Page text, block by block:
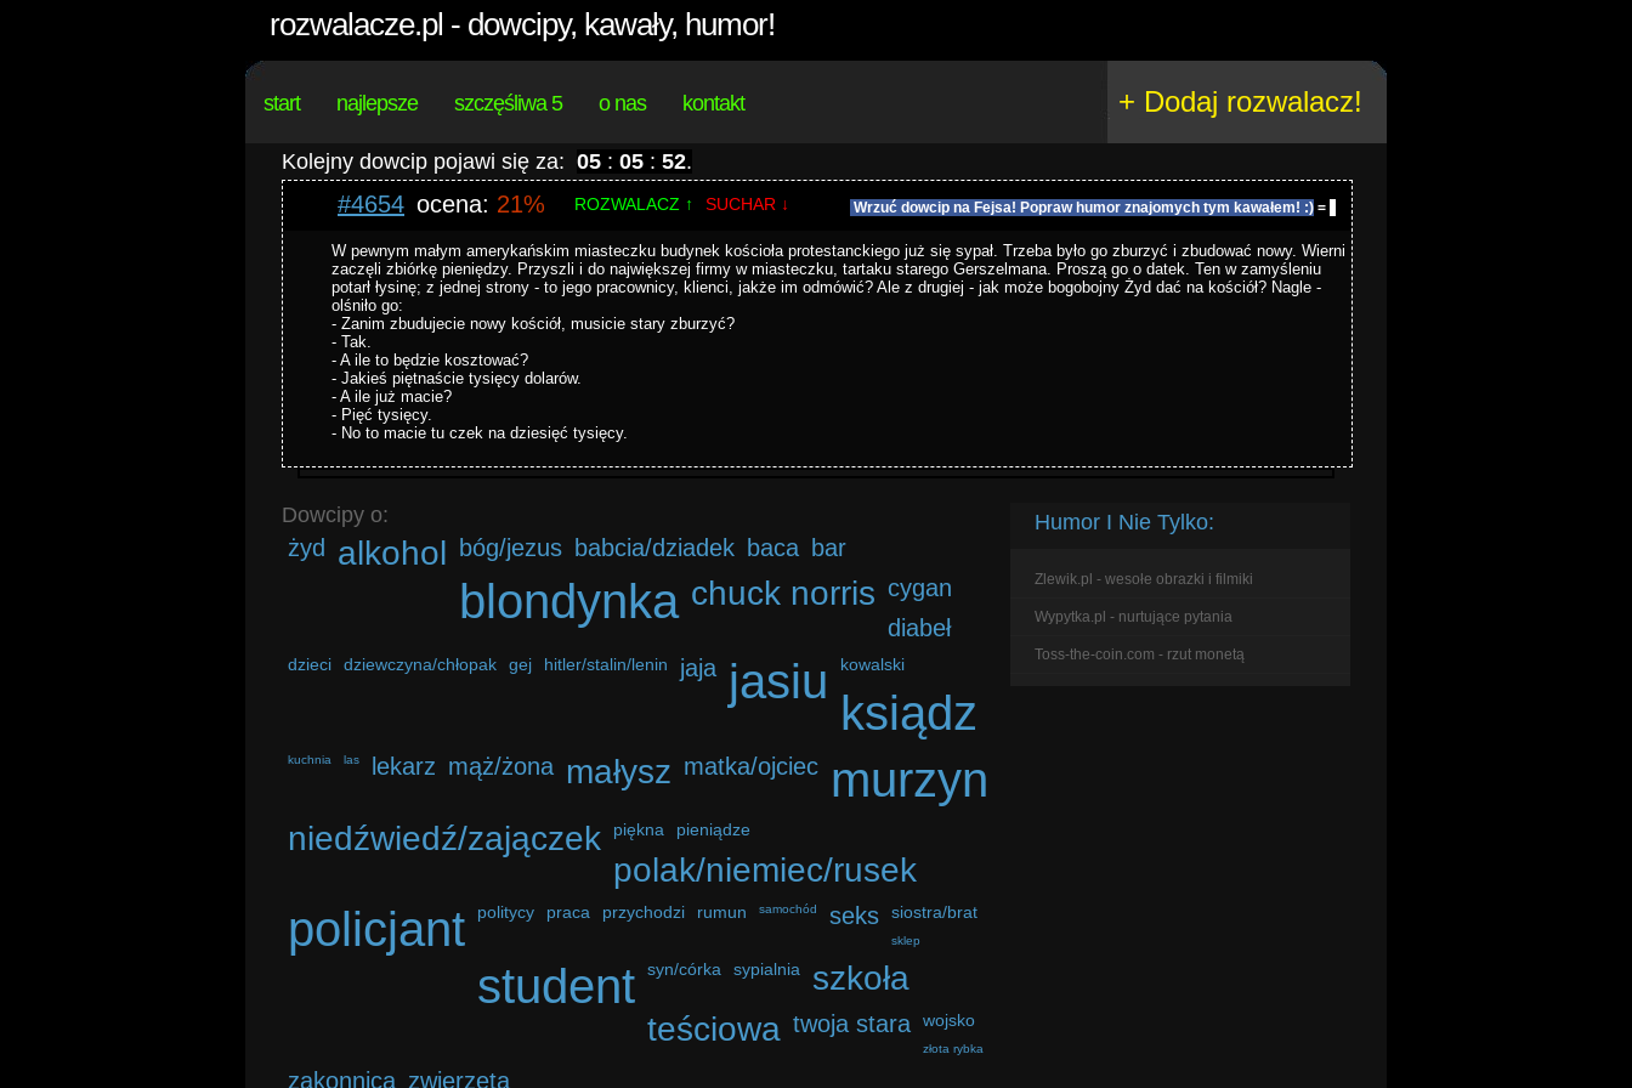
rozwalacze.pl - dowcipy, kawały, humor!
start najlepsze szczęśliwa 5 o nas kontakt + Dodaj rozwalacz!
Kolejny dowcip pojawi się za: 05 : 05 : 52.
#4654 ocena: 21% ROZWALACZ ↑ SUCHAR ↓ Wrzuć dowcip na Fejsa! Popraw humor znajomych tym kawałem! :) =
W pewnym małym amerykańskim miasteczku budynek kościoła protestanckiego już się sypał. Trzeba było go zburzyć i zbudować nowy. Wierni
zaczęli zbiórkę pieniędzy. Przyszli i do największej firmy w miasteczku, tartaku starego Gerszelmana. Proszą go o datek. Ten w zamyśleniu
potarł łysinę; z jednej strony - to jego pracownicy, klienci, jakże im odmówić? Ale z drugiej - jak może bogobojny Żyd dać na kościół? Nagle -
olśniło go:
- Zanim zbudujecie nowy kościół, musicie stary zburzyć?
- Tak.
- A ile to będzie kosztować?
- Jakieś piętnaście tysięcy dolarów.
- A ile już macie?
- Pięć tysięcy.
- No to macie tu czek na dziesięć tysięcy.
Dowcipy o:
żyd alkohol bóg/jezus babcia/dziadek baca bar
blondynka chuck norris cygan
diabeł
dzieci dziewczyna/chłopak gej hitler/stalin/lenin jaja jasiu kowalski
ksiądz
kuchnia las lekarz mąż/żona małysz matka/ojciec murzyn
niedźwiedź/zajączek piękna pieniądze
polak/niemiec/rusek
policjant politycy praca przychodzi rumun samochód seks siostra/brat
sklep
student syn/córka sypialnia
szkoła
teściowa twoja stara wojsko
złota rybka
zakonnica zwierzęta
Humor I Nie Tylko:
Zlewik.pl - wesołe obrazki i filmiki
Wypytka.pl - nurtujące pytania
Toss-the-coin.com - rzut monetą